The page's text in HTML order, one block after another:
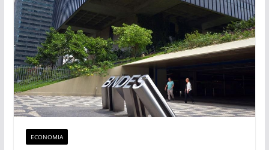
ECONOMIA